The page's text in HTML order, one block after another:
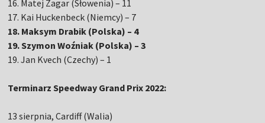
16. Matej Zagar (Słowenia) – 11
17. Kai Huckenbeck (Niemcy) – 7
18. Maksym Drabik (Polska) – 4
19. Szymon Woźniak (Polska) – 3
19. Jan Kvech (Czechy) – 1
Terminarz Speedway Grand Prix 2022:
13 sierpnia, Cardiff (Walia)